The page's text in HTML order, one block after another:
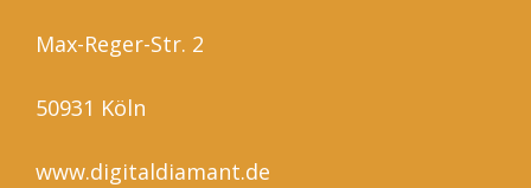
Max-Reger-Str. 2
50931 Köln
www.digitaldiamant.de